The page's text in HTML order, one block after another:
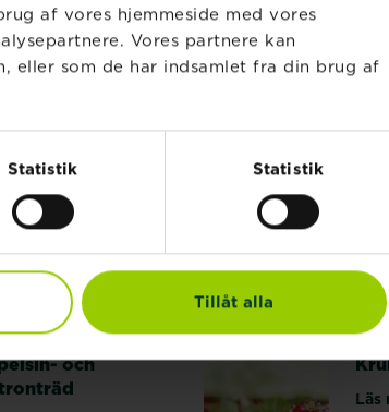
af vores hjemmeside med vores
Vores partnere kan
eller som de har indsamlet fra din brug af
Statistik Statistik
Tillåt alla
tar du hand om
bonsaiträd
om Så tar du hand om ditt bonsaiträd
och
Läs